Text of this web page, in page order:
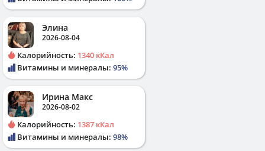
Элина
2026-08-04
Калорийность: 1340 кКал
Витамины и минералы: 95%
Ирина Макс
2026-08-02
Калорийность: 1387 кКал
Витамины и минералы: 98%